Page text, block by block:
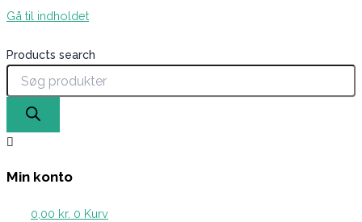
Gå til indholdet
Products search
Min konto
0,00 kr. 0 Kurv